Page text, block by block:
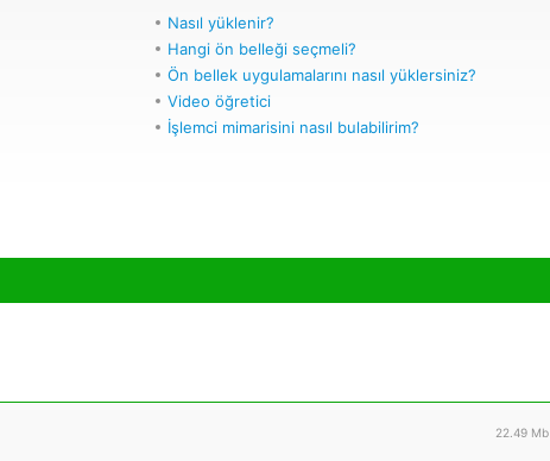
Nasıl yüklenir?
Hangi ön belleği seçmeli?
Ön bellek uygulamalarını nasıl yüklersiniz?
Video öğretici
İşlemci mimarisini nasıl bulabilirim?
22.49 Mb